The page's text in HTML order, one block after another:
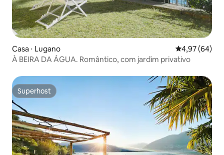
Casa ⋅ Lugano 4,97 de uma
4,97 (64)
À BEIRA DA ÁGUA. Romântico, com jardim privativo
Superhost
Superhost